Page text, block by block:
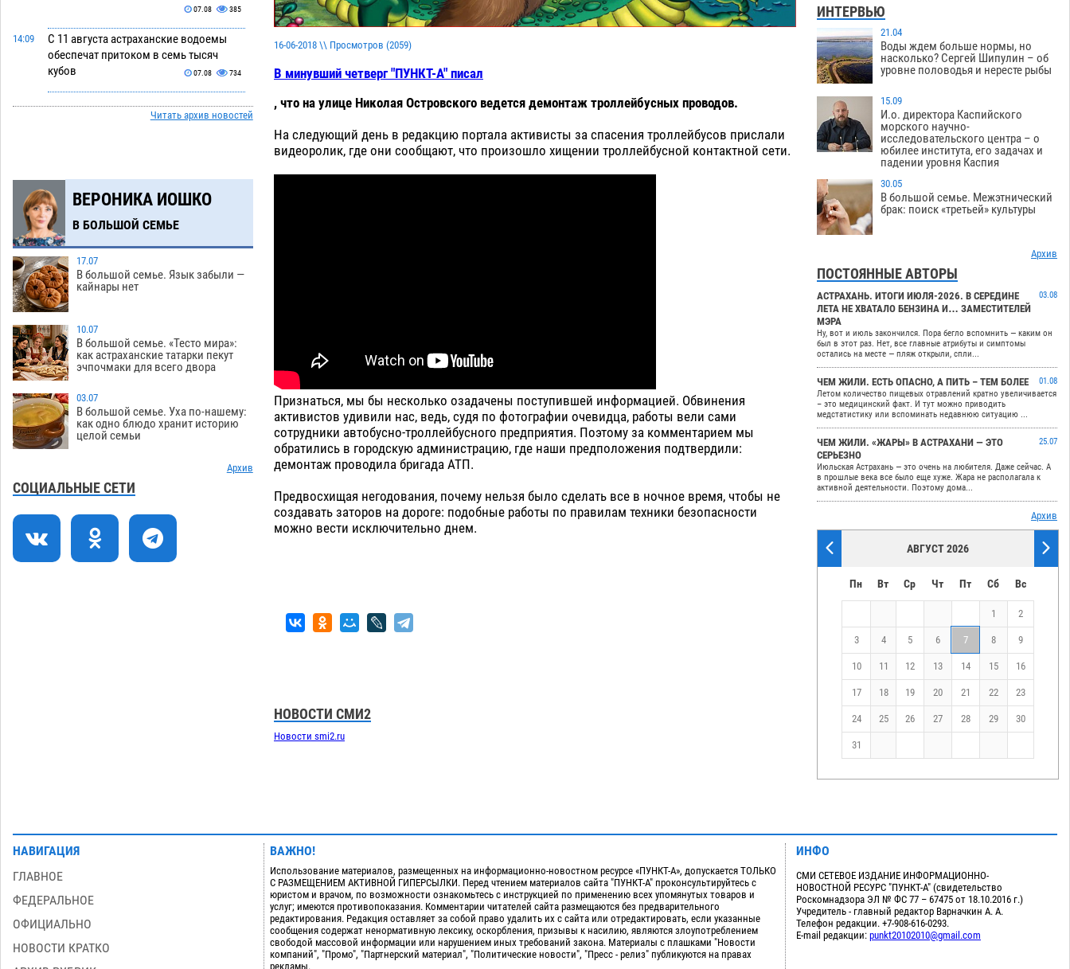
07.08 385
14:09
С 11 августа астраханские водоемы
обеспечат притоком в семь тысяч
кубов
07.08 734
Астраханский аэропорт попробует
отбиться от ворон в апелляционном
древнюю помойку
11:58
В Астрахани подросток угнал
мотоцикл и похитил чужие мобильник
с банковскими картами
07.08 360
11:20
Астраханцев ждут на парковом газоне
с призами и эрмитажными котами
10:43
Астраханский суд встал на сторону
МЧС в споре за возврат униформы
07.08
10:02
На Всероссийской Спартакиаде
астраханские гандболисты уступили
казанским «драконам»
Краснодарской в Астрахани
08:47
Астраханский суд оценил четыре удара
по голове полицейского в сто тысяч
рублей
Читать архив новостей
ВЕРОНИКА ИОШКО
В БОЛЬШОЙ СЕМЬЕ
17.07
В большой семье. Язык забыли —
кайнары нет
10.07
В большой семье. «Тесто мира»:
как астраханские татарки пекут
эчпочмаки для всего двора
03.07
В большой семье. Уха по-нашему:
как одно блюдо хранит историю
целой семьи
Архив
СОЦИАЛЬНЫЕ СЕТИ
16-06-2018 \\ Просмотров (2059)
В минувший четверг "ПУНКТ-А" писал
, что на улице Николая Островского ведется демонтаж троллейбусных проводов.
На следующий день в редакцию портала активисты за спасения троллейбусов прислали
видеоролик, где они сообщают, что произошло хищении троллейбусной контактной сети.
Признаться, мы бы несколько озадачены поступившей информацией. Обвинения
активистов удивили нас, ведь, судя по фотографии очевидца, работы вели сами
сотрудники автобусно-троллейбусного предприятия. Поэтому за комментарием мы
обратились в городскую администрацию, где наши предположения подтвердили:
демонтаж проводила бригада АТП.
Предвосхищая негодования, почему нельзя было сделать все в ночное время, чтобы не
создавать заторов на дороге: подобные работы по правилам техники безопасности
можно вести исключительно днем.
НОВОСТИ СМИ2
Новости smi2.ru
ИНТЕРВЬЮ
21.04
Воды ждем больше нормы, но
насколько? Сергей Шипулин – об
уровне половодья и нересте рыбы
15.09
И.о. директора Каспийского
морского научно-
исследовательского центра – о
юбилее института, его задачах и
падении уровня Каспия
30.05
В большой семье. Межэтнический
брак: поиск «третьей» культуры
Архив
ПОСТОЯННЫЕ АВТОРЫ
АСТРАХАНЬ. ИТОГИ ИЮЛЯ-2026. В СЕРЕДИНЕ
ЛЕТА НЕ ХВАТАЛО БЕНЗИНА И… ЗАМЕСТИТЕЛЕЙ
МЭРА
03.08
Ну, вот и июль закончился. Пора бегло вспомнить — каким он
был в этот раз. Нет, все главные атрибуты и симптомы
остались на месте — пляж открыли, спли...
ЧЕМ ЖИЛИ. ЕСТЬ ОПАСНО, А ПИТЬ – ТЕМ БОЛЕЕ
01.08
Летом количество пищевых отравлений кратно увеличивается
– это медицинский факт. И тут можно приводить
медстатистику или вспоминать недавнюю ситуацию ...
ЧЕМ ЖИЛИ. «ЖАРЫ» В АСТРАХАНИ — ЭТО
СЕРЬЕЗНО
25.07
Июльская Астрахань — это очень на любителя. Даже сейчас. А
в прошлые века все было еще хуже. Жара не располагала к
активной деятельности. Поэтому дома...
Архив
АВГУСТ 2026
Пн Вт Ср Чт Пт Сб Вс
1 2
3 4 5 6 7 8 9
10 11 12 13 14 15 16
17 18 19 20 21 22 23
24 25 26 27 28 29 30
31
НАВИГАЦИЯ
ГЛАВНОЕ
ФЕДЕРАЛЬНОЕ
ОФИЦИАЛЬНО
НОВОСТИ КРАТКО
ВАЖНО!
Использование материалов, размещенных на информационно-новостном ресурсе «ПУНКТ-А», допускается ТОЛЬКО
С РАЗМЕЩЕНИЕМ АКТИВНОЙ ГИПЕРСЫЛКИ. Перед чтением материалов сайта "ПУНКТ-А" проконсультируйтесь с
юристом и врачом, по возможности ознакомьтесь с инструкцией по применению всех упомянутых товаров и
услуг; имеются противопоказания. Комментарии читателей сайта размещаются без предварительного
редактирования. Редакция оставляет за собой право удалить их с сайта или отредактировать, если указанные
сообщения содержат ненормативную лексику, оскорбления, призывы к насилию, являются злоупотреблением
свободой массовой информации или нарушением иных требований закона. Материалы с плашками "Новости
компаний", "Промо", "Партнерский материал", "Политические новости", "Пресс - релиз" публикуются на правах
рекламы.
ИНФО
СМИ СЕТЕВОЕ ИЗДАНИЕ ИНФОРМАЦИОННО-
НОВОСТНОЙ РЕСУРС "ПУНКТ-А" (свидетельство
Роскомнадзора ЭЛ № ФС 77 – 67475 от 18.10.2016 г.)
Учредитель - главный редактор Варначкин А. А.
Телефон редакции. +7-908-616-0293.
E-mail редакции: punkt20102010@gmail.com